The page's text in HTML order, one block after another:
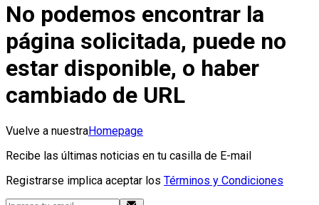
No podemos encontrar la
página solicitada, puede no
estar disponible, o haber
cambiado de URL
Vuelve a nuestraHomepage
Recibe las últimas noticias en tu casilla de E-mail
Registrarse implica aceptar los Términos y Condiciones